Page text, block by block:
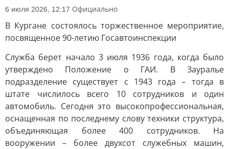
6 июля 2026, 12:17 Официально
В Кургане состоялось торжественное мероприятие,
посвященное 90-летию Госавтоинспекции
Служба берет начало 3 июля 1936 года, когда было
утверждено Положение о ГАИ. В Зауралье
подразделение существует с 1943 года – тогда в
штате числилось всего 10 сотрудников и один
автомобиль. Сегодня это высокопрофессиональная,
оснащенная по последнему слову техники структура,
объединяющая более 400 сотрудников. На
вооружении – более двухсот служебных машин,